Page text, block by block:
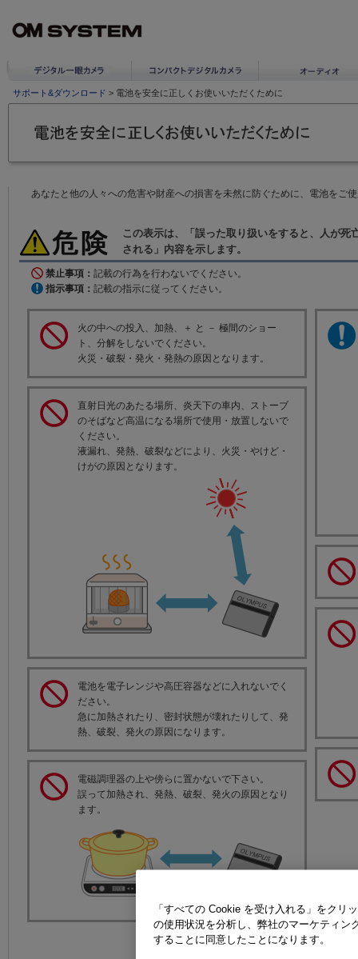
サポート&ダウンロード > 電池を安全に正しくお使いいただくために
あなたと他の人々への危害や財産への損害を未然に防ぐために、電池をご
この表示は、「誤った取り扱いをすると、人が
される」内容を示します。
禁止事項： 記載の行為を行わないでください。
指示事項： 記載の指示に従ってください。
火の中への投入、加熱、＋ と － 極間のショー
ト、分解をしないでください。
火災・破裂・発火・発熱の原因となります。
直射日光のあたる場所、炎天下の車内、ストーブ
のそばなど高温になる場所で使用・放置しないで
ください。
液漏れ、発熱、破裂などにより、火災・やけど・
けがの原因となります。
電池を電子レンジや高圧容器などに入れないでく
ださい。
急に加熱されたり、密封状態が壊れたりして、発
熱、破裂、発火の原因になります。
電磁調理器の上や傍らに置かないで下さい。
誤って加熱され、発熱、破裂、発火の原因となり
ます。
「すべての Cookie を受け入れる」をクリ
の使用状況を分析し、弊社のマーケティン
することに同意したことになります。